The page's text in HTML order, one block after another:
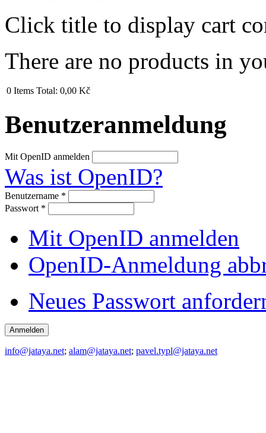
Click title to display cart
There are no products in
0 Items Total: 0,00 Kč
Benutzeranmeldung
Mit OpenID anmelden
Was ist OpenID?
Benutzername *
Passwort *
Mit OpenID anmelden
OpenID-Anmeldung
Neues Passwort
info@jataya.net; alam@jataya.net; pavel.typl@jataya.net